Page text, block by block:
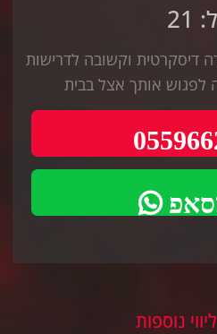
דיסקרטית וקשובה לדרישות
לפגוש אותך אצל בבית
נוספות